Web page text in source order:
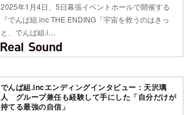
2025年1月4日、5日幕張イベントホールで開催する
『でんぱ組.inc THE ENDING「宇宙を救うのはきっ
と、でんぱ組.i…
でんぱ組.incエンディングインタビュー：天沢璃
人 グループ兼任も経験して手にした「自分だけが
持てる最強の自信」